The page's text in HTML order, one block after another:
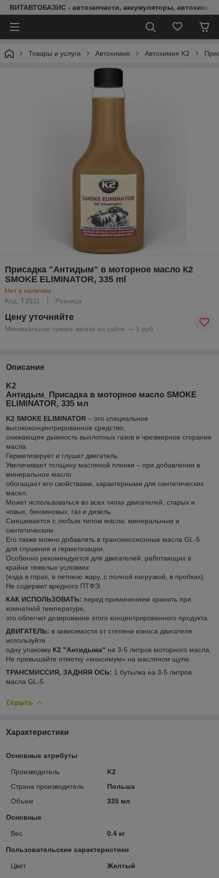
ВИТАВТОБАЗИС - автозапчасти, аккумуляторы, автохимия,
Товары и услуги Автохимия Автохимия K2
Присадка "Антидым" в моторное масло К2
SMOKE ELIMINATOR, 335 ml
Нет в наличии
Код: T3511
Розница
Цену уточняйте
Минимальная сумма заказа на сайте — 1 руб.
Описание
K2
Антидым_Присадка в моторное масло SMOKE
ELIMINATOR, 335 мл
K2 SMOKE ELIMINATOR – это специальное
высококонцентрированное средство,
снижающее дымность выхлопных газов и чрезмерное сгорание
масла.
Герметизирует и глушит двигатель.
Увеличивает толщину масляной пленки – при добавлении в
минеральное масло
обогащает его свойствами, характерными для синтетических
масел.
Может использоваться во всех типах двигателей, старых и
новых, бензиновых, газ и дизель.
Смешивается с любым типом масла: минеральным и
синтетическим.
Его также можно добавлять в трансмиссионные масла GL-5
для глушения и герметизации.
Особенно рекомендуется для двигателей, работающих в
крайне тяжелых условиях
(езда в горах, в летнюю жару, с полной нагрузкой, в пробках).
Не содержит вредного ПТФЭ.
КАК ИСПОЛЬЗОВАТЬ: перед применением хранить при
комнатной температуре,
это облегчит дозирование этого концентрированного продукта.
ДВИГАТЕЛЬ: в зависимости от степени износа двигателя
используйте
одну упаковку К2 "Антидыма" на 3-5 литров моторного масла.
Не превышайте отметку «максимум» на масляном щупе.
ТРАНСМИССИЯ, ЗАДНЯЯ ОСЬ: 1 бутылка на 3-5 литров
масла GL-5.
Скрыть
Характеристики
Основные атрибуты
Производитель
K2
Страна производитель
Польша
Объем
335 мл
Основные
Вес 0.4 кг
Пользовательские характеристики
Цвет
Желтый